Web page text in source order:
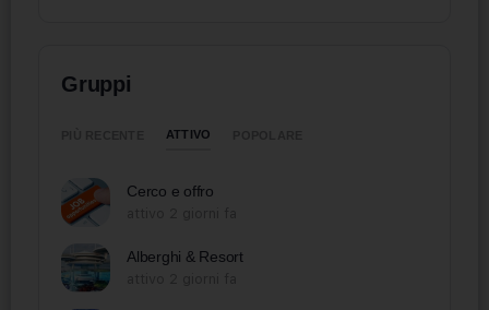
Gruppi
ATTIVO
Cerco e offro
Alberghi & Resort